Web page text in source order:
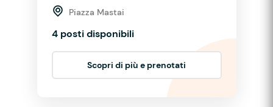
Piazza Mastai
4 posti disponibili
Scopri di più e prenotati